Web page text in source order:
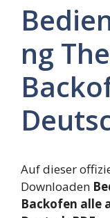
ng
Auf dieser
Downloaden
Backofen alle